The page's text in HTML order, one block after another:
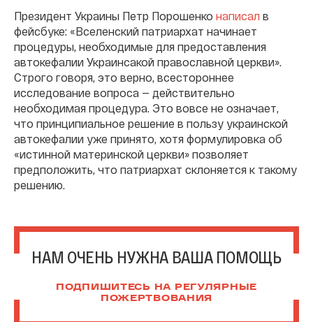
Президент Украины Петр Порошенко написал в
фейсбуке: «Вселенский патриархат начинает
процедуры, необходимые для предоставления
автокефалии Украинсакой православной церкви».
Строго говоря, это верно, всестороннее
исследование вопроса — действительно
необходимая процедура. Это вовсе не означает,
что принципиальное решение в пользу украинской
автокефалии уже принято, хотя формулировка об
«истинной материнской церкви» позволяет
предположить, что патриархат склоняется к такому
решению.
НАМ ОЧЕНЬ НУЖНА ВАША ПОМОЩЬ
ПОДПИШИТЕСЬ НА РЕГУЛЯРНЫЕ
ПОЖЕРТВОВАНИЯ